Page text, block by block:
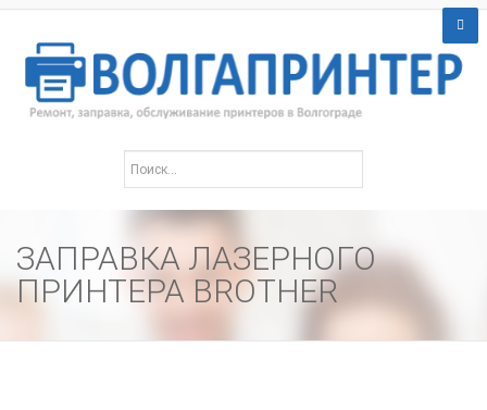
ЗАПРАВКА ЛАЗЕРНОГО
ПРИНТЕРА BROTHER